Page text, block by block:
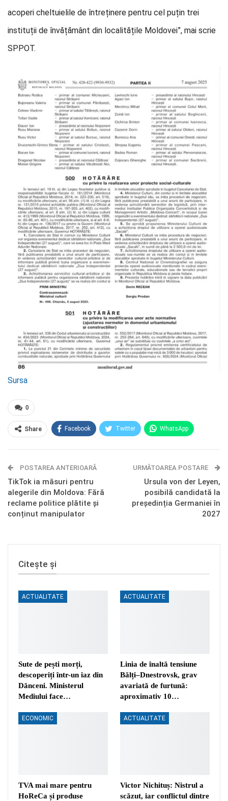
acoperi cheltuielile de întreținere pentru cel puțin trei
instituții de învățământ din localitățile Moldovei”, mai scrie
SPPOT.
Sursa
0
Share Facebook Twitter WhatsApp
Telegram OK.ru
POSTAREA ANTERIOARĂ
TikTok ia măsuri pentru
alegerile din Moldova: Fără
reclame politice plătite și
conținut manipulator
URMĂTOAREA POSTARE
Ursula von der Leyen,
posibilă candidată la
președinția Germaniei în
2027
Citește și
ACTUALITATE
Sute de pești morți,
descoperiți într-un iaz din
Dănceni. Ministerul
Mediului face…
ACTUALITATE
Linia de înaltă tensiune
Bălți–Dnestrovsk, grav
avariată de furtună:
aproximativ 10…
ECONOMIC
TVA mai mare pentru
HoReCa și produse
ACTUALITATE
Victor Nichituș: Nistrul a
scăzut, iar conflictul dintre